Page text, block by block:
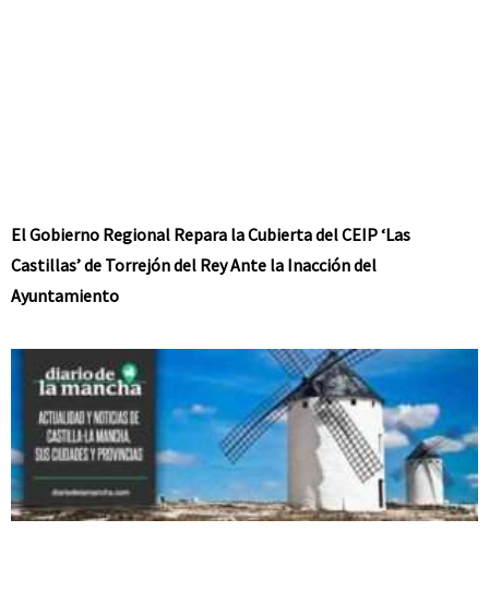
El Gobierno Regional Repara la Cubierta del CEIP ‘Las
Castillas’ de Torrejón del Rey Ante la Inacción del
Ayuntamiento